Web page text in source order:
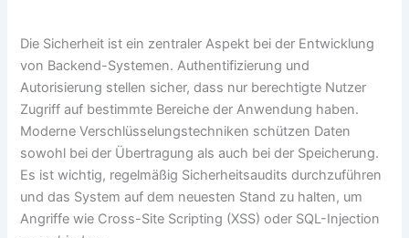
Die Sicherheit ist ein zentraler Aspekt bei der Entwicklung
von Backend-Systemen. Authentifizierung und
Autorisierung stellen sicher, dass nur berechtigte Nutzer
Zugriff auf bestimmte Bereiche der Anwendung haben.
Moderne Verschlüsselungstechniken schützen Daten
sowohl bei der Übertragung als auch bei der Speicherung.
Es ist wichtig, regelmäßig Sicherheitsaudits durchzuführen
und das System auf dem neuesten Stand zu halten, um
Angriffe wie Cross-Site Scripting (XSS) oder SQL-Injection